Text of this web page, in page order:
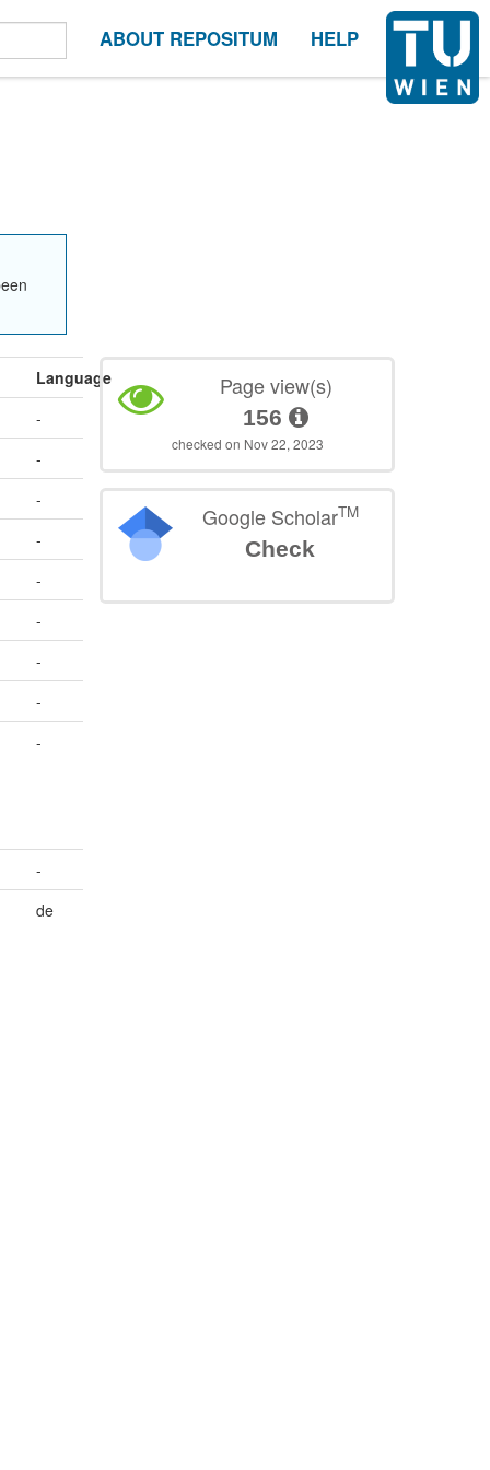
ABOUT REPOSITUM HELP
Language
-
-
-
-
-
-
-
-
-
-
de
Page view(s)
156
checked on Nov 22, 2023
Google ScholarTM
Check